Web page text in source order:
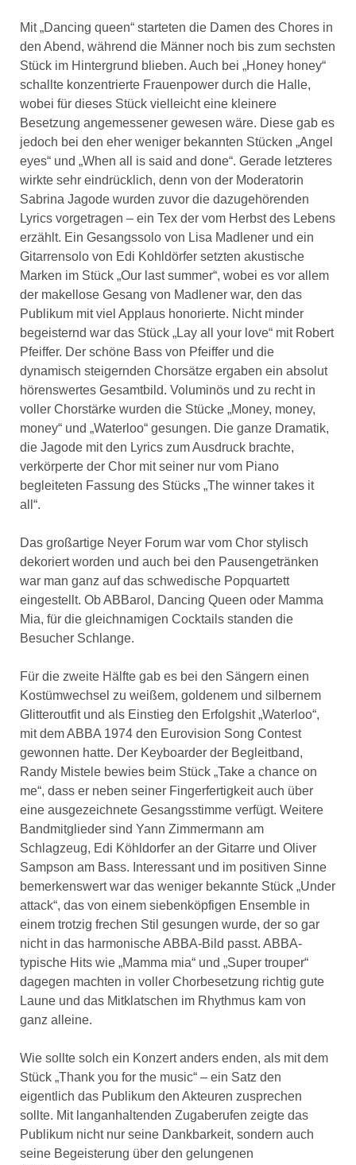
Mit „Dancing queen“ starteten die Damen des Chores in
den Abend, während die Männer noch bis zum sechsten
Stück im Hintergrund blieben. Auch bei „Honey honey“
schallte konzentrierte Frauenpower durch die Halle,
wobei für dieses Stück vielleicht eine kleinere
Besetzung angemessener gewesen wäre. Diese gab es
jedoch bei den eher weniger bekannten Stücken „Angel
eyes“ und „When all is said and done“. Gerade letzteres
wirkte sehr eindrücklich, denn von der Moderatorin
Sabrina Jagode wurden zuvor die dazugehörenden
Lyrics vorgetragen – ein Tex der vom Herbst des Lebens
erzählt. Ein Gesangssolo von Lisa Madlener und ein
Gitarrensolo von Edi Kohldörfer setzten akustische
Marken im Stück „Our last summer“, wobei es vor allem
der makellose Gesang von Madlener war, den das
Publikum mit viel Applaus honorierte. Nicht minder
begeisternd war das Stück „Lay all your love“ mit Robert
Pfeiffer. Der schöne Bass von Pfeiffer und die
dynamisch steigernden Chorsätze ergaben ein absolut
hörenswertes Gesamtbild. Voluminös und zu recht in
voller Chorstärke wurden die Stücke „Money, money,
money“ und „Waterloo“ gesungen. Die ganze Dramatik,
die Jagode mit den Lyrics zum Ausdruck brachte,
verkörperte der Chor mit seiner nur vom Piano
begleiteten Fassung des Stücks „The winner takes it
all“.
Das großartige Neyer Forum war vom Chor stylisch
dekoriert worden und auch bei den Pausengetränken
war man ganz auf das schwedische Popquartett
eingestellt. Ob ABBarol, Dancing Queen oder Mamma
Mia, für die gleichnamigen Cocktails standen die
Besucher Schlange.
Für die zweite Hälfte gab es bei den Sängern einen
Kostümwechsel zu weißem, goldenem und silbernem
Glitteroutfit und als Einstieg den Erfolgshit „Waterloo“,
mit dem ABBA 1974 den Eurovision Song Contest
gewonnen hatte. Der Keyboarder der Begleitband,
Randy Mistele bewies beim Stück „Take a chance on
me“, dass er neben seiner Fingerfertigkeit auch über
eine ausgezeichnete Gesangsstimme verfügt. Weitere
Bandmitglieder sind Yann Zimmermann am
Schlagzeug, Edi Köhldorfer an der Gitarre und Oliver
Sampson am Bass. Interessant und im positiven Sinne
bemerkenswert war das weniger bekannte Stück „Under
attack“, das von einem siebenköpfigen Ensemble in
einem trotzig frechen Stil gesungen wurde, der so gar
nicht in das harmonische ABBA-Bild passt. ABBA-
typische Hits wie „Mamma mia“ und „Super trouper“
dagegen machten in voller Chorbesetzung richtig gute
Laune und das Mitklatschen im Rhythmus kam von
ganz alleine.
Wie sollte solch ein Konzert anders enden, als mit dem
Stück „Thank you for the music“ – ein Satz den
eigentlich das Publikum den Akteuren zusprechen
sollte. Mit langanhaltenden Zugaberufen zeigte das
Publikum nicht nur seine Dankbarkeit, sondern auch
seine Begeisterung über den gelungenen